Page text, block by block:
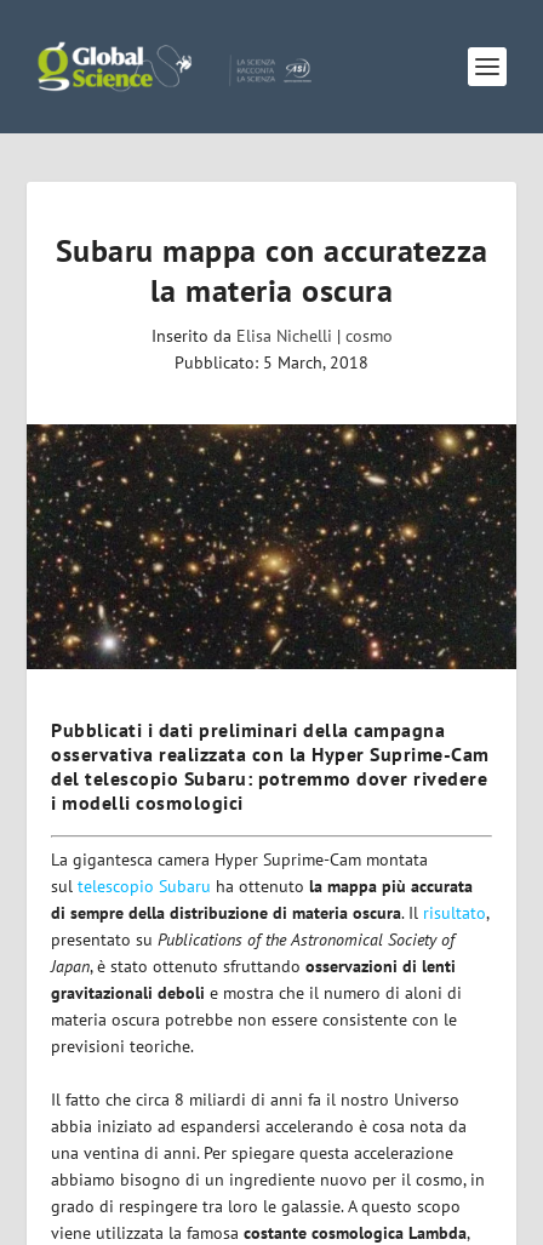
Subaru mappa con accuratezza
la materia oscura
Inserito da Elisa Nichelli | cosmo
Pubblicato: 5 March, 2018
Pubblicati i dati preliminari della campagna
osservativa realizzata con la Hyper Suprime-Cam
del telescopio Subaru: potremmo dover rivedere
i modelli cosmologici
La gigantesca camera Hyper Suprime-Cam montata
sultelescopio Subaru ha ottenutola mappa più accurata
di sempre della distribuzione di materia oscura. Il risultato,
presentato suPublications of the Astronomical Society of
Japan, è stato ottenuto sfruttandoosservazioni di lenti
gravitazionali deboli e mostra che il numero di aloni di
materia oscura potrebbe non essere consistente con le
previsioni teoriche.
Il fatto che circa 8 miliardi di anni fa il nostro Universo
abbia iniziato ad espandersi accelerando è cosa nota da
una ventina di anni. Per spiegare questa accelerazione
abbiamo bisogno di un ingrediente nuovo per il cosmo, in
grado di respingere tra loro le galassie. A questo scopo
viene utilizzata la famosacostante cosmologica Lambda,